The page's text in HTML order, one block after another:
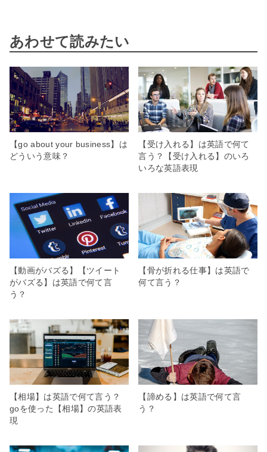
あわせて読みたい
【go about your business】は
どういう意味？
【受け入れる】は英語で何て
言う？【受け入れる】のいろ
いろな英語表現
【動画がバズる】【ツイート
がバズる】は英語で何て言
う？
【骨が折れる仕事】は英語で
何て言う？
【相場】は英語で何て言う？
goを使った【相場】の英語表
現
【諦める】は英語で何て言
う？